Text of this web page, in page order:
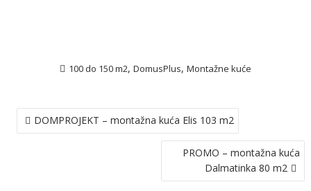
100 do 150 m2, DomusPlus, Montažne kuće
NAVIGACIJA
OBJAVA
DOMPROJEKT – montažna kuća Elis 103 m2
PROMO – montažna kuća
Dalmatinka 80 m2